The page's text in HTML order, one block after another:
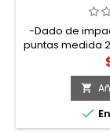
27
-Dado de
puntas medida
super-

